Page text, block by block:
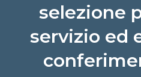
selezione
servizio ed